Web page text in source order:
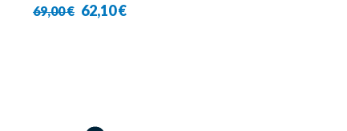
69,00 € 62,10 €